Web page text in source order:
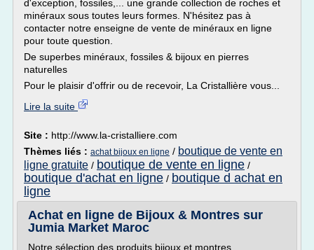
d'exception, fossiles,... une grande collection de roches et
minéraux sous toutes leurs formes. N'hésitez pas à
contacter notre enseigne de vente de minéraux en ligne
pour toute question.
De superbes minéraux, fossiles & bijoux en pierres
naturelles
Pour le plaisir d'offrir ou de recevoir, La Cristallière vous...
Lire la suite
Site : http://www.la-cristalliere.com
Thèmes liés : achat bijoux en ligne / boutique de vente en
ligne gratuite / boutique de vente en ligne /
boutique d'achat en ligne / boutique d achat en
ligne
Achat en ligne de Bijoux & Montres sur
Jumia Market Maroc
Notre sélection des produits bijoux et montres